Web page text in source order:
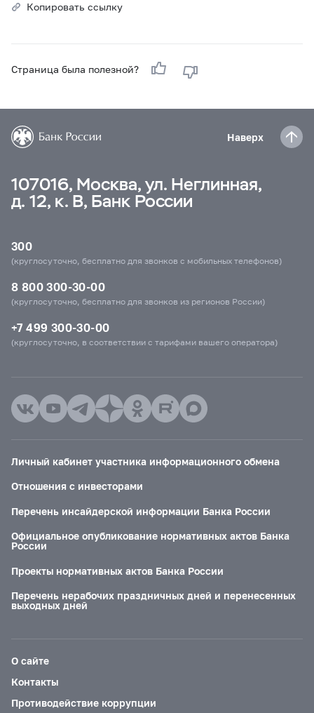
Копировать ссылку
Страница была полезной?
Наверх
107016, Москва, ул. Неглинная,
д. 12, к. В, Банк России
300
(круглосуточно, бесплатно для звонков с мобильных телефонов)
8 800 300-30-00
(круглосуточно, бесплатно для звонков из регионов России)
+7 499 300-30-00
(круглосуточно, в соответствии с тарифами вашего оператора)
Личный кабинет участника информационного обмена
Отношения с инвесторами
Перечень инсайдерской информации Банка России
Официальное опубликование нормативных актов Банка
России
Проекты нормативных актов Банка России
Перечень нерабочих праздничных дней и перенесенных
выходных дней
О сайте
Контакты
Противодействие коррупции